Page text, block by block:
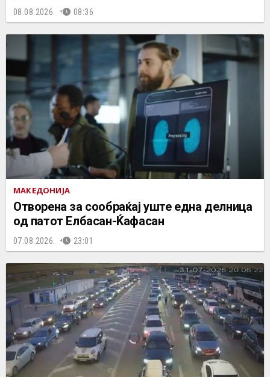
08.08.2026. 08:36
МАКЕДОНИЈА
Отворена за сообраќај уште една делница
од патот Елбасан-Ќафасан
07.08.2026. 23:01